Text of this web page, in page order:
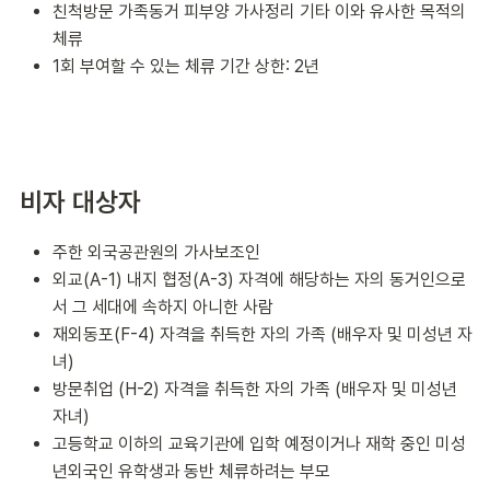
친척방문 가족동거 피부양 가사정리 기타 이와 유사한 목적의
체류
1회 부여할 수 있는 체류 기간 상한: 2년
비자 대상자
주한 외국공관원의 가사보조인
외교(A-1) 내지 협정(A-3) 자격에 해당하는 자의 동거인으로
서 그 세대에 속하지 아니한 사람
재외동포(F-4) 자격을 취득한 자의 가족 (배우자 및 미성년 자
녀)
방문취업 (H-2) 자격을 취득한 자의 가족 (배우자 및 미성년
자녀)
고등학교 이하의 교육기관에 입학 예정이거나 재학 중인 미성
년외국인 유학생과 동반 체류하려는 부모